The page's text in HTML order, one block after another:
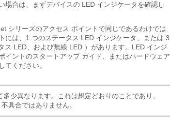
合は、まずデバイスの LED インジケータを確認し
シリーズのアクセス ポイントで同じであるわけでは
には、1 つのステータス LED インジケータ、または 3
LED、および無線 LED ）があります。LED インジ
イントのスタートアップ ガイド、またはハードウェア
てください。
少異なります。これは想定どおりのことであり、
具合ではありません。